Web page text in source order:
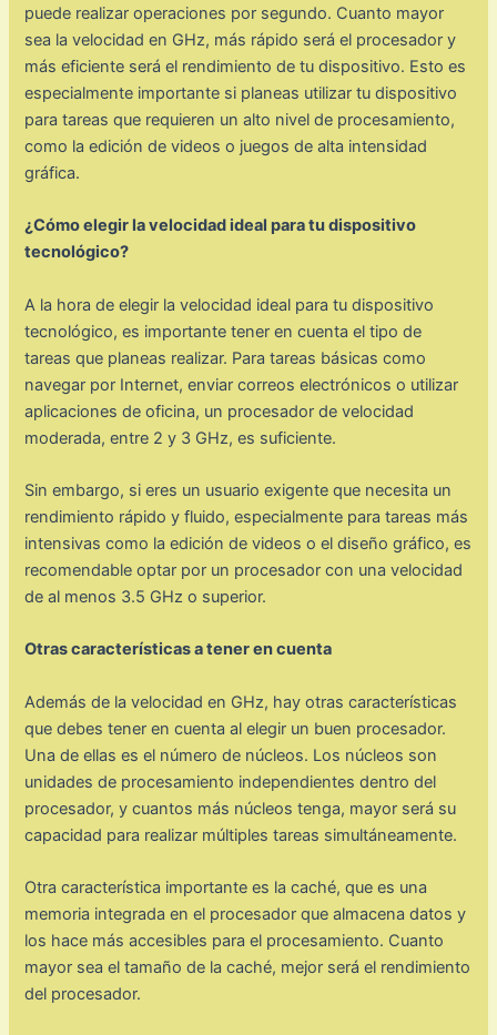
puede realizar operaciones por segundo. Cuanto mayor
sea la velocidad en GHz, más rápido será el procesador y
más eficiente será el rendimiento de tu dispositivo. Esto es
especialmente importante si planeas utilizar tu dispositivo
para tareas que requieren un alto nivel de procesamiento,
como la edición de videos o juegos de alta intensidad
gráfica.
¿Cómo elegir la velocidad ideal para tu dispositivo
tecnológico?
A la hora de elegir la velocidad ideal para tu dispositivo
tecnológico, es importante tener en cuenta el tipo de
tareas que planeas realizar. Para tareas básicas como
navegar por Internet, enviar correos electrónicos o utilizar
aplicaciones de oficina, un procesador de velocidad
moderada, entre 2 y 3 GHz, es suficiente.
Sin embargo, si eres un usuario exigente que necesita un
rendimiento rápido y fluido, especialmente para tareas más
intensivas como la edición de videos o el diseño gráfico, es
recomendable optar por un procesador con una velocidad
de al menos 3.5 GHz o superior.
Otras características a tener en cuenta
Además de la velocidad en GHz, hay otras características
que debes tener en cuenta al elegir un buen procesador.
Una de ellas es el número de núcleos. Los núcleos son
unidades de procesamiento independientes dentro del
procesador, y cuantos más núcleos tenga, mayor será su
capacidad para realizar múltiples tareas simultáneamente.
Otra característica importante es la caché, que es una
memoria integrada en el procesador que almacena datos y
los hace más accesibles para el procesamiento. Cuanto
mayor sea el tamaño de la caché, mejor será el rendimiento
del procesador.